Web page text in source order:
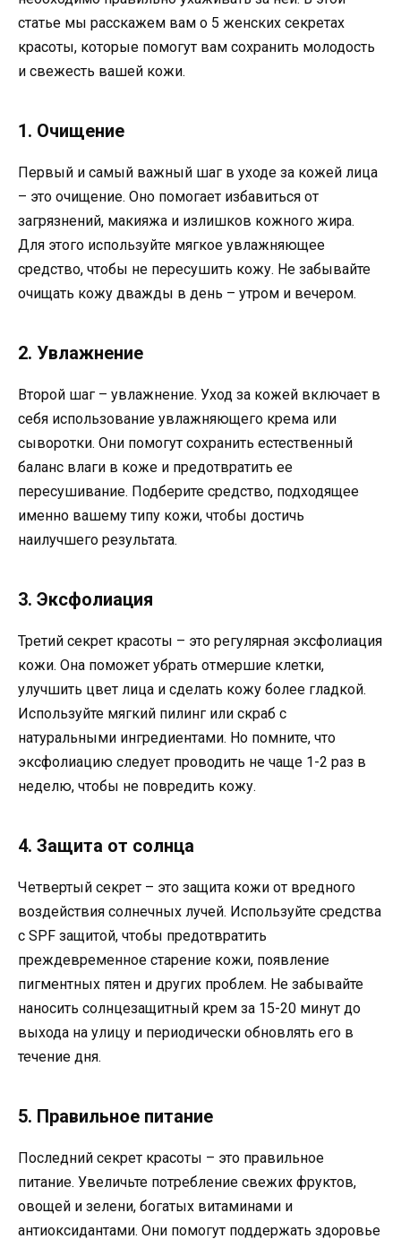
статье мы расскажем вам о 5 женских секретах
красоты, которые помогут вам сохранить молодость
и свежесть вашей кожи.
1. Очищение
Первый и самый важный шаг в уходе за кожей лица
– это очищение. Оно помогает избавиться от
загрязнений, макияжа и излишков кожного жира.
Для этого используйте мягкое увлажняющее
средство, чтобы не пересушить кожу. Не забывайте
очищать кожу дважды в день – утром и вечером.
2. Увлажнение
Второй шаг – увлажнение. Уход за кожей включает в
себя использование увлажняющего крема или
сыворотки. Они помогут сохранить естественный
баланс влаги в коже и предотвратить ее
пересушивание. Подберите средство, подходящее
именно вашему типу кожи, чтобы достичь
наилучшего результата.
3. Эксфолиация
Третий секрет красоты – это регулярная эксфолиация
кожи. Она поможет убрать отмершие клетки,
улучшить цвет лица и сделать кожу более гладкой.
Используйте мягкий пилинг или скраб с
натуральными ингредиентами. Но помните, что
эксфолиацию следует проводить не чаще 1-2 раз в
неделю, чтобы не повредить кожу.
4. Защита от солнца
Четвертый секрет – это защита кожи от вредного
воздействия солнечных лучей. Используйте средства
с SPF защитой, чтобы предотвратить
преждевременное старение кожи, появление
пигментных пятен и других проблем. Не забывайте
наносить солнцезащитный крем за 15-20 минут до
выхода на улицу и периодически обновлять его в
течение дня.
5. Правильное питание
Последний секрет красоты – это правильное
питание. Увеличьте потребление свежих фруктов,
овощей и зелени, богатых витаминами и
антиоксидантами. Они помогут поддержать здоровье